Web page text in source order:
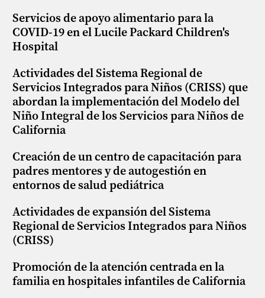
Servicios de apoyo alimentario para la
COVID-19 en el Lucile Packard Children's
Hospital
Actividades del Sistema Regional de
Servicios Integrados para Niños (CRISS) que
abordan la implementación del Modelo del
Niño Integral de los Servicios para Niños de
California
Creación de un centro de capacitación para
padres mentores y de autogestión en
entornos de salud pediátrica
Actividades de expansión del Sistema
Regional de Servicios Integrados para Niños
(CRISS)
Promoción de la atención centrada en la
familia en hospitales infantiles de California